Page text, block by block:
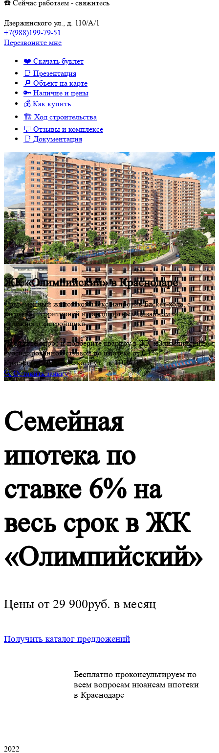
☎️ Сейчас работаем - свяжитесь
Дзержинского ул., д. 110/А/1
+7(988)199-79-51
Перезвоните мне
❤️ Скачать буклет
📑 Презентация
🔎 Объект на карте
🔑 Наличие и цены
💰 Как купить
🏗 Ход строительства
💬 Отзывы и комплексе
📑 Документация
ЖК «Олимпийский» в Краснодаре
Современный жилой комплекс напротив Баскет-хола, с
закрытой территорией и ландшафтным дизайном от
надежного застройщика.
Пройдите опрос и подберите квариру в ЖК «Олимпийский» с
субсидированной ставкой по ипотеке от 0.1%
Краснодар, Дзержинского ул., д. 110/А/1
🔍 Оставить заявку
Семейная
ипотека по
ставке 6% на
весь срок в ЖК
«Олимпийский»
Цены от 29 900руб. в месяц
Получить каталог предложений
Бесплатно проконсультируем по
всем вопросам нюансам ипотеки
в Краснодаре
2022